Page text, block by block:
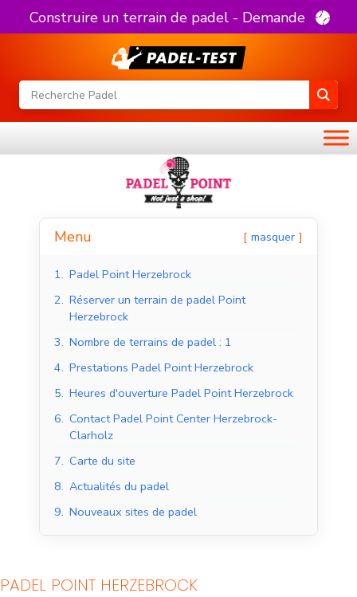
Construire un terrain de padel - Demande
Menu masquer
1. Padel Point Herzebrock
2. Réserver un terrain de padel Point
Herzebrock
3. Nombre de terrains de padel : 1
4. Prestations Padel Point Herzebrock
5. Heures d'ouverture Padel Point Herzebrock
6. Contact Padel Point Center Herzebrock-
Clarholz
7. Carte du site
8. Actualités du padel
9. Nouveaux sites de padel
PADEL POINT HERZEBROCK